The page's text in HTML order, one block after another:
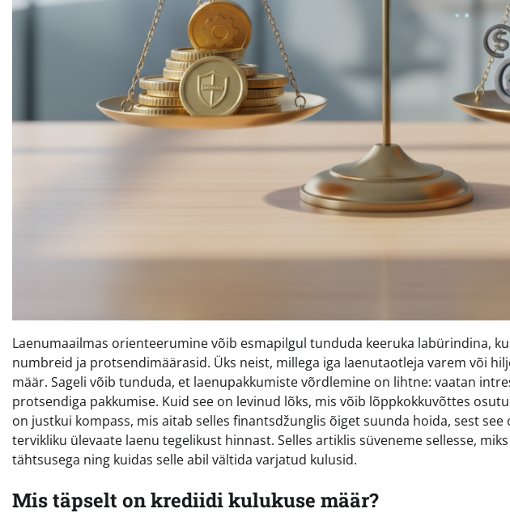
Laenumaailmas orienteerumine võib esmapilgul tunduda keeruka labürindina,
numbreid ja protsendimäärasid. Üks neist, millega iga laenutaotleja varem või
määr. Sageli võib tunduda, et laenupakkumiste võrdlemine on lihtne: vaatan
protsendiga pakkumise. Kuid see on levinud lõks, mis võib lõppkokkuvõttes
on justkui kompass, mis aitab selles finantsdžunglis õiget suunda hoida, sest see
tervikliku ülevaate laenu tegelikust hinnast. Selles artiklis süveneme sellesse,
tähtsusega ning kuidas selle abil vältida varjatud kulusid.
Mis täpselt on krediidi kulukuse määr?